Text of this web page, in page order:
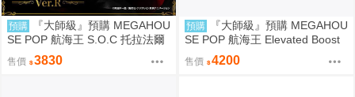
預購
『大師級』預購 MEGAHOU
SE POP 航海王 S.O.C 托拉法爾
加 羅 Ver.R
售價 3830
預購
『大師級』預購 MEGAHOU
SE POP 航海王 Elevated Boost
神領騎士團 曼麥亞 軍子宮
售價 4200